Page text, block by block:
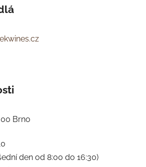
Brno
den od 8:00 do 16:30)